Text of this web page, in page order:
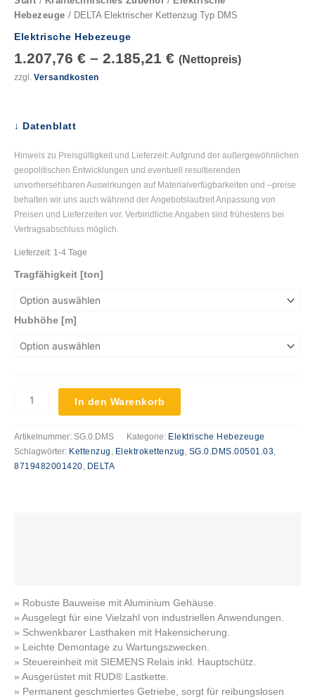
Hebezeuge / DELTA Elektrischer Kettenzug Typ DMS
Elektrische Hebezeuge
1.207,76 € – 2.185,21 € (Nettopreis)
zzgl. Versandkosten
↓ Datenblatt
Hinweis zu Preisgültigkeit und Lieferzeit: Aufgrund der außergewöhnlichen
geopolitischen Entwicklungen und eventuell resultierenden
unvorhersehbaren Auswirkungen auf Materialverfügbarkeiten und –preise
behalten wir uns auch während der Angebotslaufzeit Anpassung von
Preisen und Lieferzeiten vor. Verbindliche Angaben sind frühestens bei
Vertragsabschluss möglich.
Lieferzeit: 1-4 Tage
Tragfähigkeit [ton]
Hubhöhe [m]
In den Warenkorb
Artikelnummer: SG.0.DMS Kategorie: Elektrische Hebezeuge
Schlagwörter: Kettenzug , Elektrokettenzug , SG.0.DMS.00501.03,
8719482001420, DELTA
» Robuste Bauweise mit Aluminium Gehäuse.
» Ausgelegt für eine Vielzahl von industriellen Anwendungen.
» Schwenkbarer Lasthaken mit Hakensicherung.
» Leichte Demontage zu Wartungszwecken.
» Steuereinheit mit SIEMENS Relais inkl. Hauptschütz.
» Ausgerüstet mit RUD® Lastkette.
» Permanent geschmiertes Getriebe, sorgt für reibungslosen